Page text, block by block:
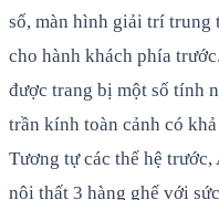
số, màn hình giải trí trung
cho hành khách phía
được trang bị một số tính
trần kính toàn cảnh có
Tương tự các thế hệ
nội thất 3 hàng ghế với